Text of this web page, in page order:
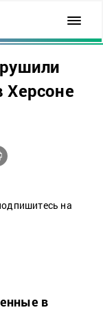
Херсоне
на
в